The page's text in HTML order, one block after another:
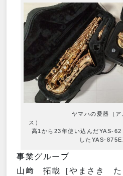
ヤマハの愛器（ア
高1から23年使い込んだYAS-
したYAS-
事業グループ
山﨑 拓哉［やまさき た